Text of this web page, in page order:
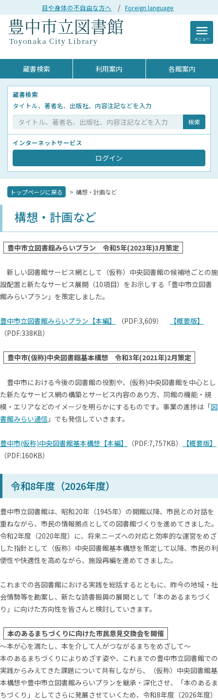
目や身体の不自由な方へ Foreign language
menu
メニュー
蔵書検索 利用案内 各館案内
蔵書検索
タイトル、著者名、出版社、内容注記などを入力
インターネットサービス
ログイン
トップページに戻る 構想・計画など
構想・計画など
豊中市立図書館みらいプラン 令和5年(2023年)3月策定
新しい図書館サービス網として（仮称）中央図書館の候補地ごとの施
設配置と新たなサービス展開（10項目）をお示しする「豊中市立図書
館みらいプラン」を策定しました。
豊中市立図書館みらいプラン【本編】 （PDF:3,609）
【概要版】
（PDF:338KB）
豊中市(仮称)中央図書館基本構想 令和3年(2021年)2月策定
豊中市における今後の図書館の役割や、(仮称)中央図書館を中心とし
た新たなサービス網の構築とサービス内容のあり方、同館の機能・規
模・エリアなどのイメージを明らかにするものです。事業の進捗は「図
書館みらい通信 」でも発信していきます。
豊中市(仮称)中央図書館基本構想【本編】 （PDF:7,757KB）
【概要版】
（PDF:160KB）
令和8年度（2026年度）
豊中市⽴図書館は、昭和20年（1945年）の開館以降、市⺠との対話を
重ねながら、市⺠の情報拠点としての図書館づくりを進めてきました。
令和2年度（2020年度）に、将来ニーズへの対応と効率的な運営をめざ
した指針として（仮称）中央図書館基本構想を策定して以降、市⺠の利
便性や快適性を⾼めながら、施設再編を進めてきました。
これまでの各図書館における実践を総括するとともに、昨今の地域‧社
会情勢等を勘案し、新たな読書振興の展開として「本のあるまちづく
り」に向けた⽅向性を皆さんと検討していきます。
本のあるまちづくりに向けた市⺠意⾒交換会を開催
〜本が⼼を満たし、本を介して⼈がつながるまちをめざして〜
本のあるまちづくりによりめざす姿や、これまでの豊中市⽴図書館での
実践からみえてきた課題について共有しながら、（仮称）中央図書館基
本構想や豊中市⽴図書館みらいプランを継承‧深化させ、「本のあるま
ちづくり」としてさらに発展させていくため、令和8年度（2026年度）